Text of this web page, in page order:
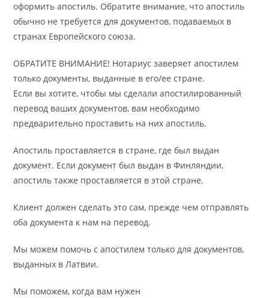
оформить апостиль. Обратите внимание, что апостиль
обычно не требуется для документов, подаваемых в
странах Европейского союза.
ОБРАТИТЕ ВНИМАНИЕ! Нотариус заверяет апостилем
только документы, выданные в его/ее стране.
Если вы хотите, чтобы мы сделали апостилированный
перевод ваших документов, вам необходимо
предварительно проставить на них апостиль.
Апостиль проставляется в стране, где был выдан
документ. Если документ был выдан в Финляндии,
апостиль также проставляется в этой стране.
Клиент должен сделать это сам, прежде чем отправлять
оба документа к нам на перевод.
Мы можем помочь с апостилем только для документов,
выданных в Латвии.
Мы поможем, когда вам нужен